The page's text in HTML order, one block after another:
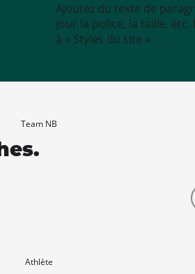
Ajoutez du texte de
jour la police, la taille,
à « Styles du site ».
Team NB
Athlète